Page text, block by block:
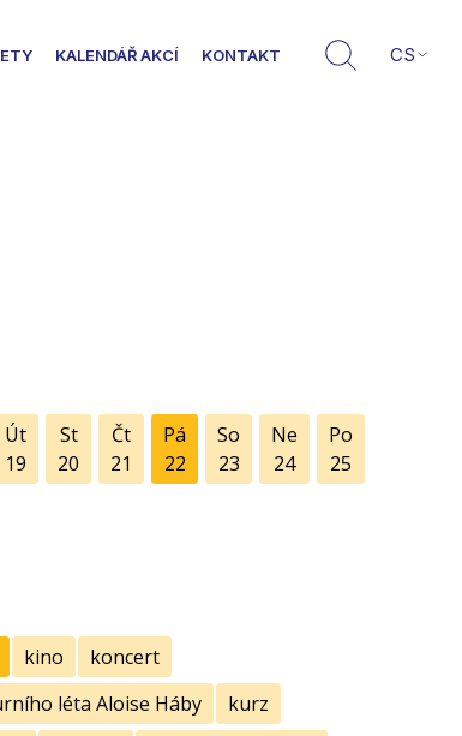
KALENDÁŘ AKCÍ KONTAKT CS
Út
19
St
20
Čt
21
Pá
22
So
23
Ne
24
Po
25
kino
koncert
léta Aloise Háby
kurz